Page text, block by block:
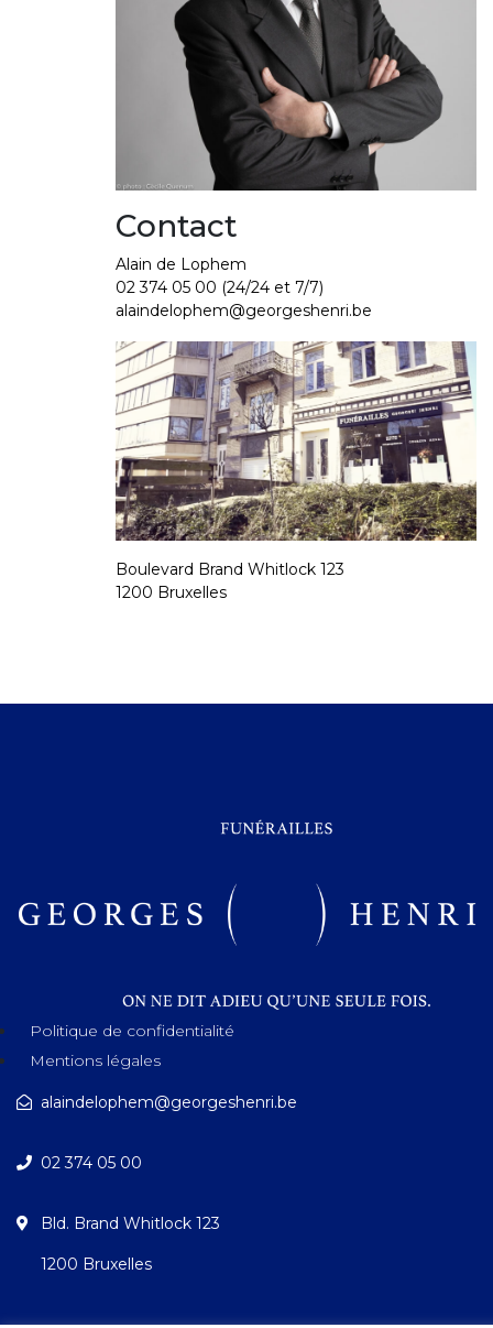
Contact
Alain de Lophem
02 374 05 00 (24/24 et 7/7)
alaindelophem@georgeshenri.be
Boulevard Brand Whitlock 123
1200 Bruxelles
Politique de confidentialité
Mentions légales
alaindelophem@georgeshenri.be
02 374 05 00
Bld. Brand Whitlock 123
1200 Bruxelles